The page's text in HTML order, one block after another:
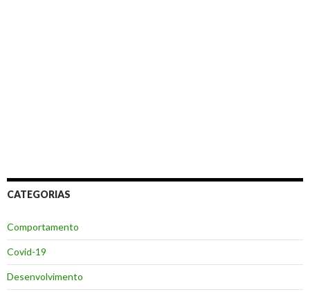
CATEGORIAS
Comportamento
Covid-19
Desenvolvimento